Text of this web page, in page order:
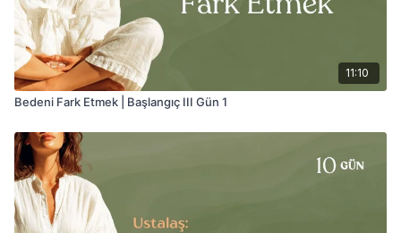
11:10
Bedeni Fark Etmek | Başlangıç III Gün 1